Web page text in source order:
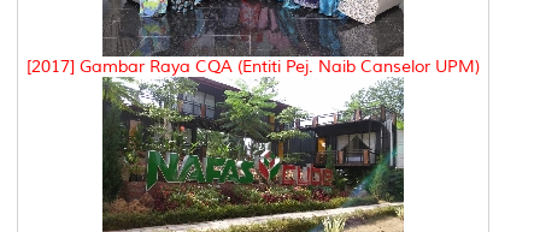
[2017] Gambar Raya CQA (Entiti Pej. Naib Canselor UPM)